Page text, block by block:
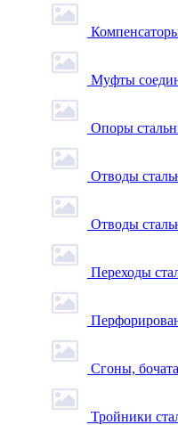
Муфты
Опоры
Отводы
Отводы
Переходы
Сгоны,
Тройники